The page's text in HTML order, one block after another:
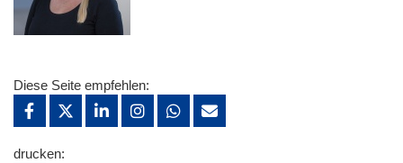
Diese Seite empfehlen:
drucken: